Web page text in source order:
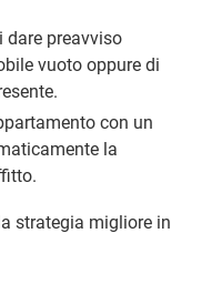
dare preavviso
vuoto oppure di
con un
la
strategia migliore in